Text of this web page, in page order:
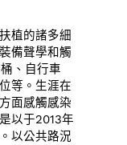
植的諸多細
備聲學和觸
、自行車
等。生涯在
面感觸感染
以于2013年
以公共路況